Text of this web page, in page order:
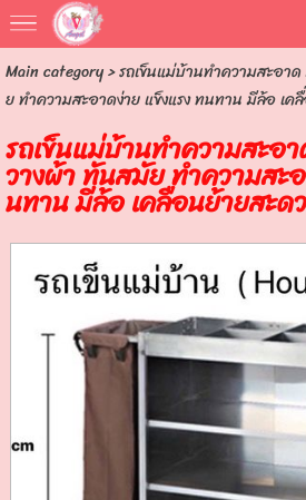
Main category> รถเข็นแม่บ้านทำความสะอา
ย ทำความสะอาดง่าย แข็งแรง ทนทาน มีล้อ เค
รถเข็นแม่บ้านทำความสะอ
วางผ้า ทันสมัย ทำความสะ
นทาน มีล้อ เคลื่อนย้ายสะด